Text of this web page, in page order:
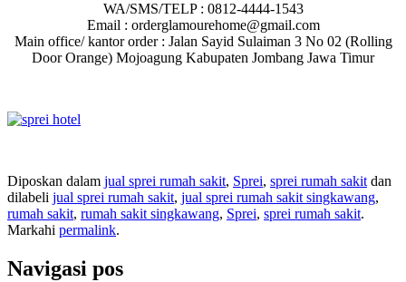
WA/SMS/TELP : 0812-4444-1543
Email : orderglamourehome@gmail.com
Main office/ kantor order : Jalan Sayid Sulaiman 3 No 02 (Rolling
Door Orange) Mojoagung Kabupaten Jombang Jawa Timur
Diposkan dalam jual sprei rumah sakit, Sprei, sprei rumah sakitdan
dilabeli jual sprei rumah sakit, jual sprei rumah sakit singkawang,
rumah sakit, rumah sakit singkawang, Sprei, sprei rumah sakit.
Markahi permalink.
Navigasi pos